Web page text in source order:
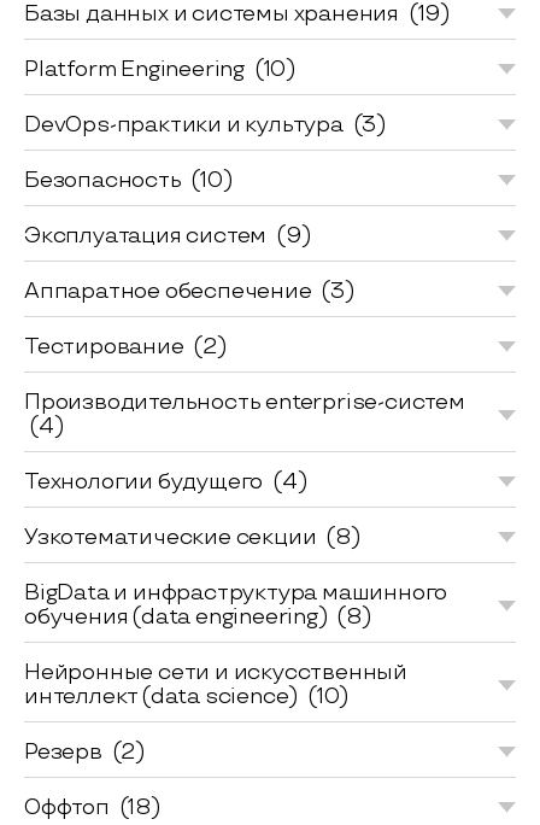
Базы данных и системы хранения (19)
Platform Engineering (10)
DevOps-практики и культура (3)
Безопасность (10)
Эксплуатация систем (9)
Аппаратное обеспечение (3)
Тестирование (2)
Производительность enterprise-систем
(4)
Технологии будущего (4)
Узкотематические секции (8)
BigData и инфраструктура машинного
обучения (data engineering) (8)
Нейронные сети и искусственный
интеллект (data science) (10)
Резерв (2)
Оффтоп (18)